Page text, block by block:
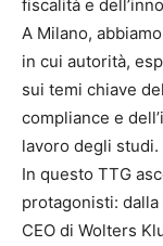
fiscalità e
A Milano,
in cui autorità,
sui temi chiave
compliance e
lavoro degli studi.
In questo TTG
protagonisti:
CEO di Wolters